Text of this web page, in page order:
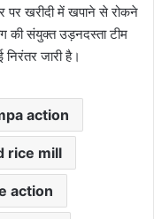
पर खरीदी में खपाने से रोकने
की संयुक्त उड़नदस्ता टीम
निरंतर जारी है।
action
rice mill
action